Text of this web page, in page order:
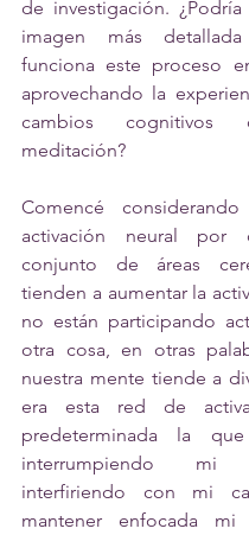
de investigación.
imagen más
funciona este proceso
aprovechando la
cambios cognitivos
meditación?
Comencé
activación neural por
conjunto de áreas
tienden a aumentar la
no están participando
otra cosa, en otras
nuestra mente tiende a
era esta red de
predeterminada la
interrumpiendo mi
interfiriendo con mi
mantener enfocada mi